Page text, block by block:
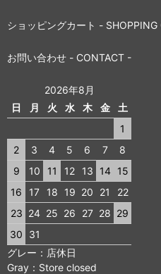
ショッピングカート - SHOPPING
お問い合わせ - CONTACT -
2026年8月
日
月 火 水 木 金
土
1
2
3 4 5 6 7
8
9
10 11 12 13 14
15
16
17 18 19 20 21
22
23 24 25 26 27 28 29
30
31
グレー：店休日
Gray：Store closed